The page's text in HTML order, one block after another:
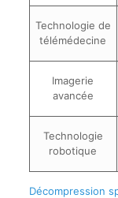
Technologie de
télémédecine
Imagerie
avancée
Technologie
robotique
Décompression